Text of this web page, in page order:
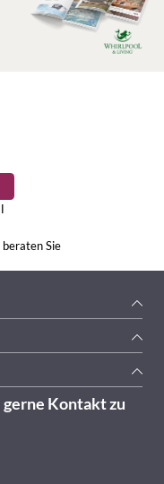
Sie
gerne Kontakt zu